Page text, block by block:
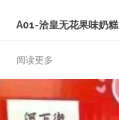
A01-洽皇无花果味奶糕
阅读更多